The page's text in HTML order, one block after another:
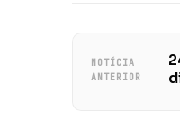
NOTÍCIA
ANTERIOR